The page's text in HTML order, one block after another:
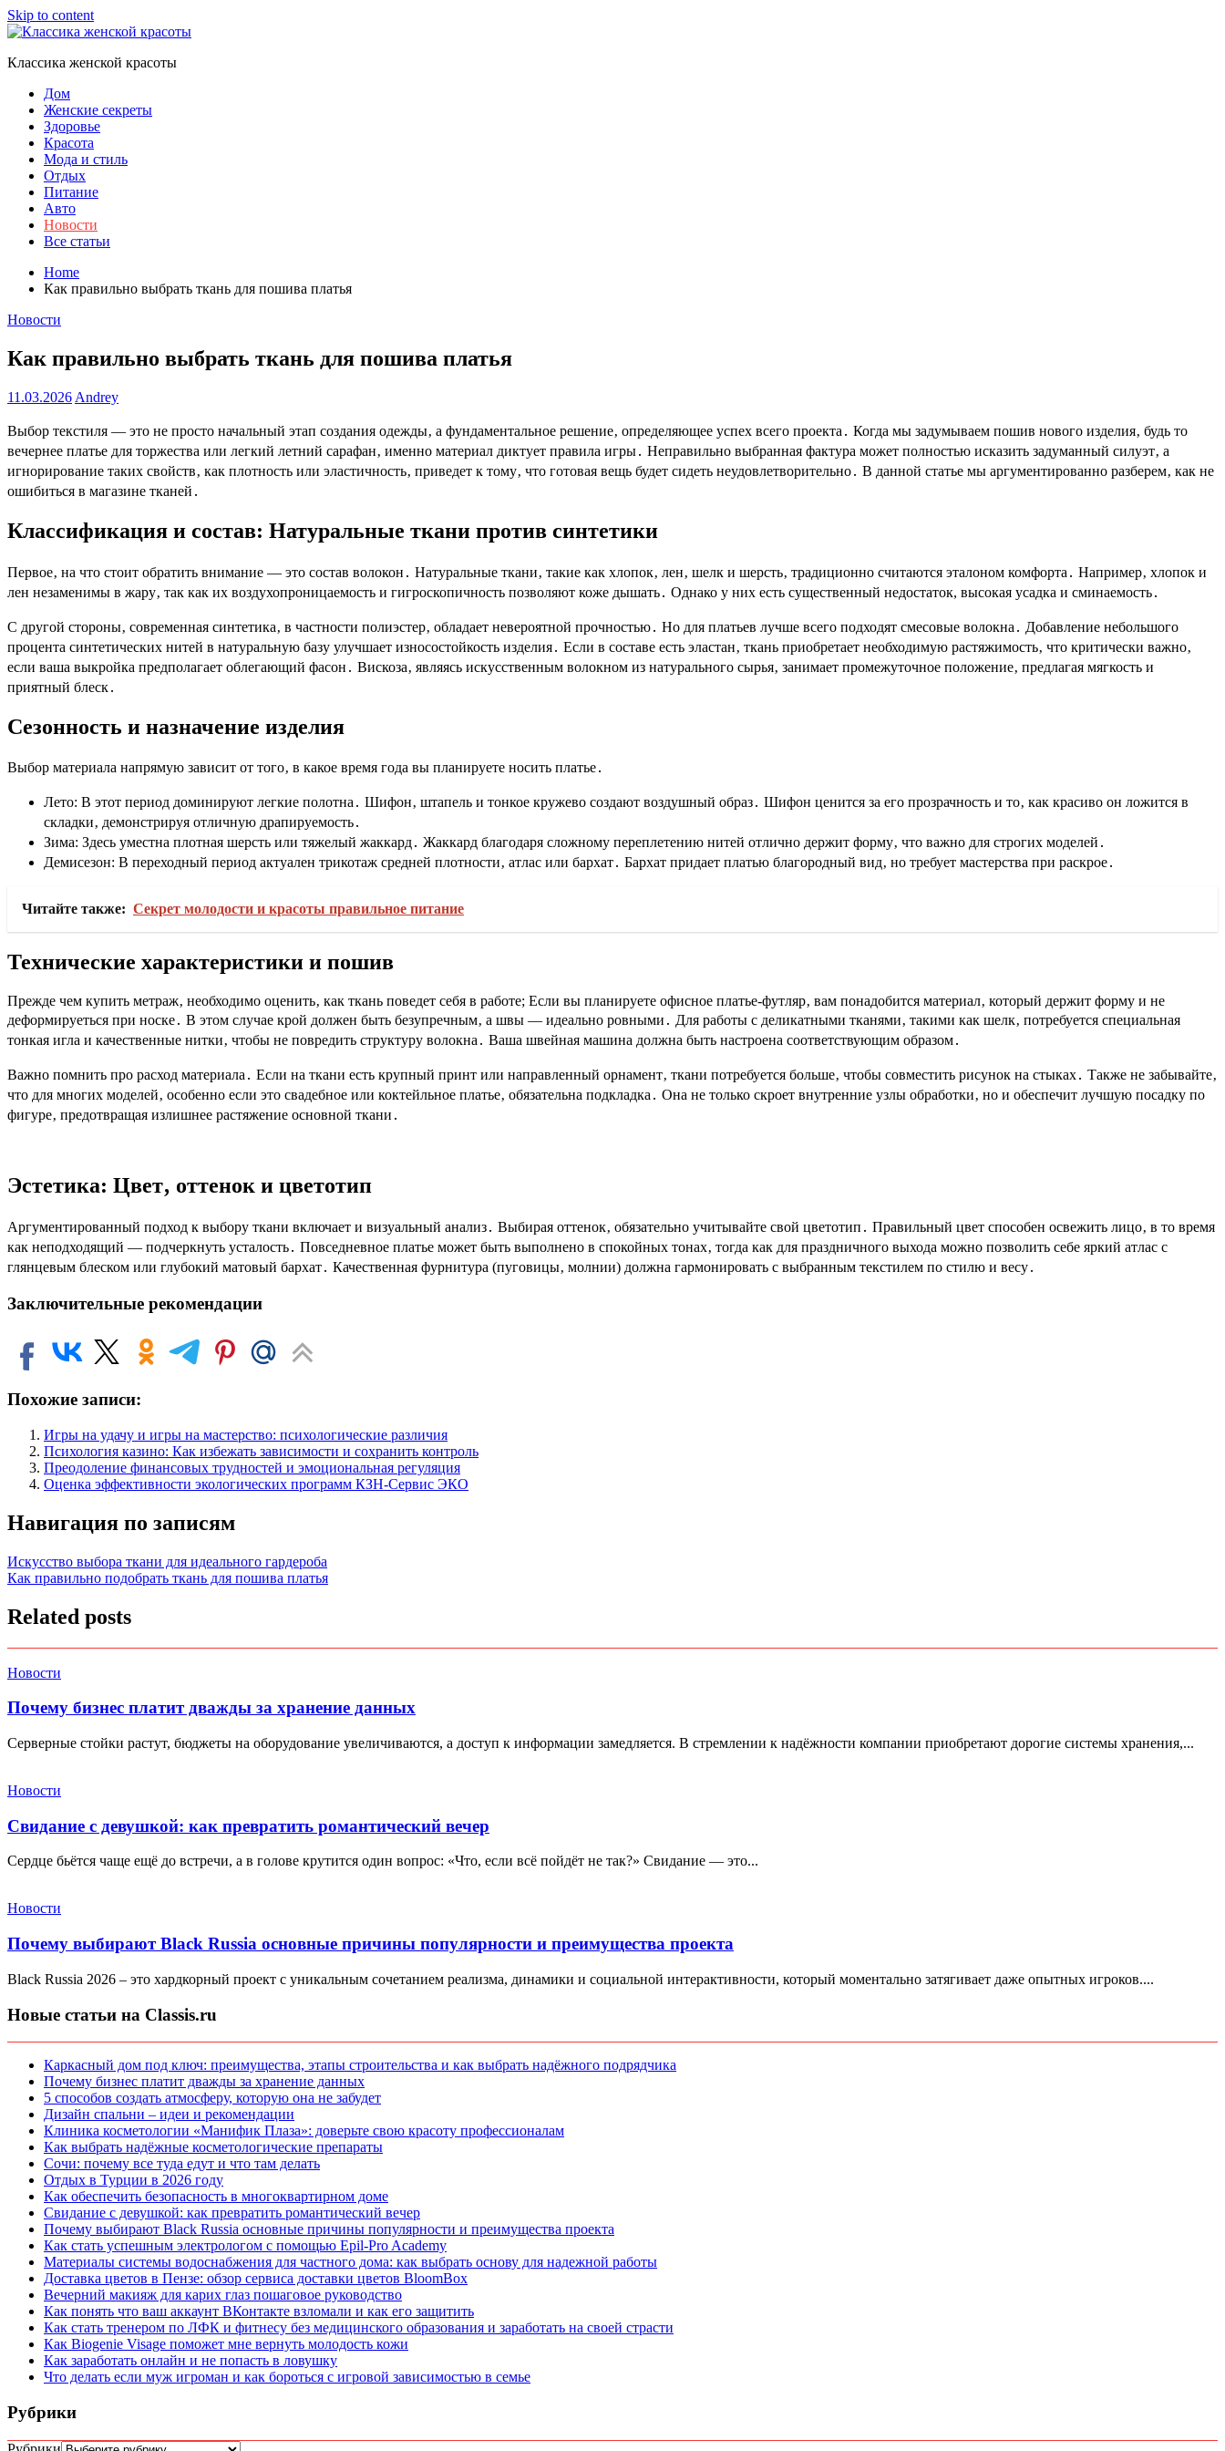
Skip to content
Классика женской красоты
Дом
Женские секреты
Здоровье
Красота
Мода и стиль
Отдых
Питание
Авто
Новости
Все статьи
Home
Как правильно выбрать ткань для пошива платья
Новости
Как правильно выбрать ткань для пошива платья
11.03.2026 Andrey
Выбор текстиля — это не просто начальный этап создания одежды‚ а фундаментальное решение‚ определяющее успех всего проекта․ Когда мы задумываем пошив нового изделия‚ будь то
вечернее платье для торжества или легкий летний сарафан‚ именно материал диктует правила игры․ Неправильно выбранная фактура может полностью исказить задуманный силуэт‚ а
игнорирование таких свойств‚ как плотность или эластичность‚ приведет к тому‚ что готовая вещь будет сидеть неудовлетворительно․ В данной статье мы аргументированно разберем‚ как не
ошибиться в магазине тканей․
Классификация и состав: Натуральные ткани против синтетики
Первое‚ на что стоит обратить внимание — это состав волокон․ Натуральные ткани‚ такие как хлопок‚ лен‚ шелк и шерсть‚ традиционно считаются эталоном комфорта․ Например‚ хлопок и
лен незаменимы в жару‚ так как их воздухопроницаемость и гигроскопичность позволяют коже дышать․ Однако у них есть существенный недостаток, высокая усадка и сминаемость․
С другой стороны‚ современная синтетика‚ в частности полиэстер‚ обладает невероятной прочностью․ Но для платьев лучше всего подходят смесовые волокна․ Добавление небольшого
процента синтетических нитей в натуральную базу улучшает износостойкость изделия․ Если в составе есть эластан‚ ткань приобретает необходимую растяжимость‚ что критически важно‚
если ваша выкройка предполагает облегающий фасон․ Вискоза‚ являясь искусственным волокном из натурального сырья‚ занимает промежуточное положение‚ предлагая мягкость и
приятный блеск․
Сезонность и назначение изделия
Выбор материала напрямую зависит от того‚ в какое время года вы планируете носить платье․
Лето: В этот период доминируют легкие полотна․ Шифон‚ штапель и тонкое кружево создают воздушный образ․ Шифон ценится за его прозрачность и то‚ как красиво он ложится в
складки‚ демонстрируя отличную драпируемость․
Зима: Здесь уместна плотная шерсть или тяжелый жаккард․ Жаккард благодаря сложному переплетению нитей отлично держит форму‚ что важно для строгих моделей․
Демисезон: В переходный период актуален трикотаж средней плотности‚ атлас или бархат․ Бархат придает платью благородный вид‚ но требует мастерства при раскрое․
Читайте также: Секрет молодости и красоты правильное питание
Технические характеристики и пошив
Прежде чем купить метраж‚ необходимо оценить‚ как ткань поведет себя в работе; Если вы планируете офисное платье-футляр‚ вам понадобится материал‚ который держит форму и не
деформируеться при носке․ В этом случае крой должен быть безупречным‚ а швы — идеально ровными․ Для работы с деликатными тканями‚ такими как шелк‚ потребуется специальная
тонкая игла и качественные нитки‚ чтобы не повредить структуру волокна․ Ваша швейная машина должна быть настроена соответствующим образом․
Важно помнить про расход материала․ Если на ткани есть крупный принт или направленный орнамент‚ ткани потребуется больше‚ чтобы совместить рисунок на стыках․ Также не забывайте‚
что для многих моделей‚ особенно если это свадебное или коктейльное платье‚ обязательна подкладка․ Она не только скроет внутренние узлы обработки‚ но и обеспечит лучшую посадку по
фигуре‚ предотвращая излишнее растяжение основной ткани․
Эстетика: Цвет‚ оттенок и цветотип
Аргументированный подход к выбору ткани включает и визуальный анализ․ Выбирая оттенок‚ обязательно учитывайте свой цветотип․ Правильный цвет способен освежить лицо‚ в то время
как неподходящий — подчеркнуть усталость․ Повседневное платье может быть выполнено в спокойных тонах‚ тогда как для праздничного выхода можно позволить себе яркий атлас с
глянцевым блеском или глубокий матовый бархат․ Качественная фурнитура (пуговицы‚ молнии) должна гармонировать с выбранным текстилем по стилю и весу․
Заключительные рекомендации
Похожие записи:
Игры на удачу и игры на мастерство: психологические различия
Психология казино: Как избежать зависимости и сохранить контроль
Преодоление финансовых трудностей и эмоциональная регуляция
Оценка эффективности экологических программ КЗН-Сервис ЭКО
Навигация по записям
Искусство выбора ткани для идеального гардероба
Как правильно подобрать ткань для пошива платья
Related posts
Новости
Почему бизнес платит дважды за хранение данных
Серверные стойки растут, бюджеты на оборудование увеличиваются, а доступ к информации замедляется. В стремлении к надёжности компании приобретают дорогие системы хранения,...
Новости
Свидание с девушкой: как превратить романтический вечер
Сердце бьётся чаще ещё до встречи, а в голове крутится один вопрос: «Что, если всё пойдёт не так?» Свидание — это...
Новости
Почему выбирают Black Russia основные причины популярности и преимущества проекта
Black Russia 2026 – это хардкорный проект с уникальным сочетанием реализма, динамики и социальной интерактивности, который моментально затягивает даже опытных игроков....
Новые статьи на Classis.ru
Каркасный дом под ключ: преимущества, этапы строительства и как выбрать надёжного подрядчика
Почему бизнес платит дважды за хранение данных
5 способов создать атмосферу, которую она не забудет
Дизайн спальни – идеи и рекомендации
Клиника косметологии «Манифик Плаза»: доверьте свою красоту профессионалам
Как выбрать надёжные косметологические препараты
Сочи: почему все туда едут и что там делать
Отдых в Турции в 2026 году
Как обеспечить безопасность в многоквартирном доме
Свидание с девушкой: как превратить романтический вечер
Почему выбирают Black Russia основные причины популярности и преимущества проекта
Как стать успешным электрологом с помощью Epil-Pro Academy
Материалы системы водоснабжения для частного дома: как выбрать основу для надежной работы
Доставка цветов в Пензе: обзор сервиса доставки цветов BloomBox
Вечерний макияж для карих глаз пошаговое руководство
Как понять что ваш аккаунт ВКонтакте взломали и как его защитить
Как стать тренером по ЛФК и фитнесу без медицинского образования и заработать на своей страсти
Как Biogenie Visage поможет мне вернуть молодость кожи
Как заработать онлайн и не попасть в ловушку
Что делать если муж игроман и как бороться с игровой зависимостью в семье
Рубрики